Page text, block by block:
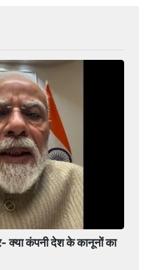
क्या कंपनी देश के कानूनों का